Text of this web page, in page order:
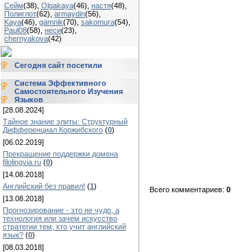
Сейм(38) Olgakaya(46) настя(48)
Полиглот(62) armaydin(56)
Kaya(46) gamnik(70) sakomura(54)
Paul08(58) неси(23)
chernyakova(42)
Сегодня сайт посетили
Система Эффективного
Самостоятельного Изучения
Языков
[28.08.2024]
Тайное знание элиты: Структурный
Дифференциал Коржибского (0)
[06.02.2019]
Прекращение поддержки домена
filolingvia.ru (0)
[14.08.2018]
Английский без правил! (1)
[13.08.2018]
Прогнозирование - это не чудо, а
технология или зачем искусство
стратегии тем, кто учит английский
язык? (0)
[08.03.2018]
Всего комментариев: 0